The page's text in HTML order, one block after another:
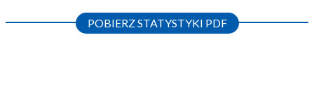
POBIERZ STATYSTYKI PDF